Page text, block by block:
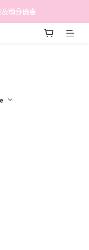
偏遠地區除外)
積分優惠
及偏遠地區除外)